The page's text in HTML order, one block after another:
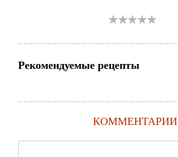
Рекомендуемые рецепты
КОММЕНТАРИИ